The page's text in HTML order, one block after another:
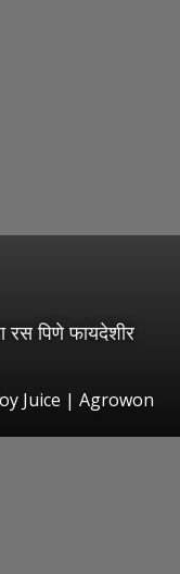
रस पिणे फायदेशीर
Juice | Agrowon